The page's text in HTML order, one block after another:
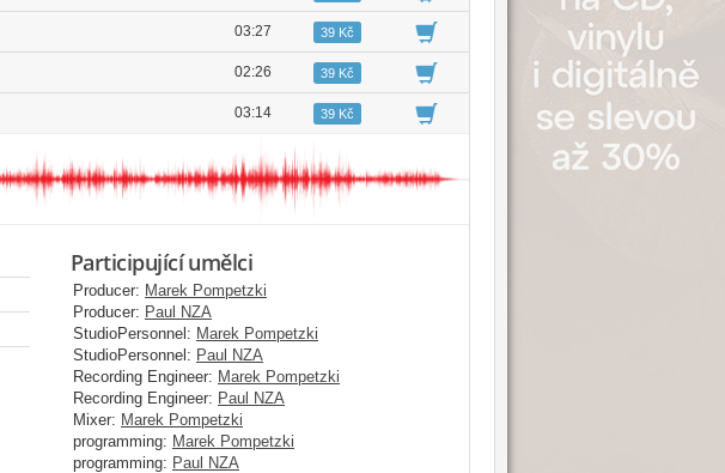
03:27 39 Kč
02:26 39 Kč
03:14 39 Kč
Participující umělci
Producer: Marek Pompetzki
Producer: Paul NZA
StudioPersonnel: Marek Pompetzki
StudioPersonnel: Paul NZA
Recording Engineer: Marek Pompetzki
Recording Engineer: Paul NZA
Mixer: Marek Pompetzki
programming: Marek Pompetzki
programming: Paul NZA